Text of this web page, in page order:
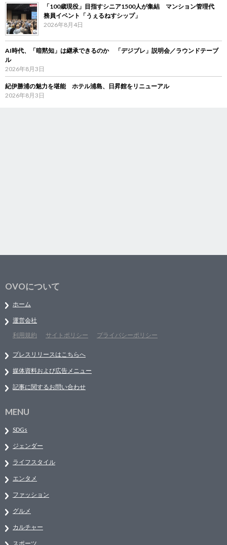
「100歳現役」目指すシニア1500人が集結 マンション管理代
務員イベント「うぇるねすシップ」
2026年8月4日
AI時代、「暗黙知」は継承できるのか 「デジブレ」説明会／ラウンドテーブ
ル
2026年8月3日
紀伊勝浦の魅力を堪能 ホテル浦島、日昇館をリニューアル
2026年8月3日
OVOについて
ホーム
運営会社
利用規約
サイトポリシー プライバシーポリシー
プレスリリースはこちらへ
媒体資料および広告メニュー
記事に関するお問い合わせ
MENU
SDGs
ジェンダー
ライフスタイル
エンタメ
ファッション
グルメ
カルチャー
スポーツ